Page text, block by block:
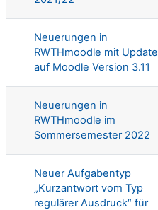
Neuerungen in
RWTHmoodle mit Update
auf Moodle Version 3.11
Neuerungen in
RWTHmoodle im
Sommersemester 2022
Neuer Aufgabentyp
„Kurzantwort vom Typ
regulärer Ausdruck“ für